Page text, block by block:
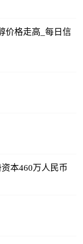
价格走高_每日信
本460万人民币